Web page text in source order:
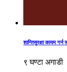
शान्तिसुरक्षा कायम
९ घण्टा अगाडी